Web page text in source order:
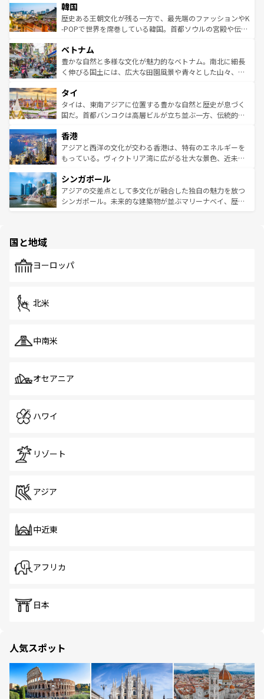
ワイを、存分に味わってほしい。 なお、新着のハワイ情報
はコンテンツ一覧を参照してほしい。
いる。アクティビティも充実しており、サーフィンやダイ
ビング、ハイキングなど、アウトドア好きにはたまらな
い。オーストラリアの多彩な魅力を存分に味わいつくそ
参照してほしい。
ン）、静ひつな山岳地帯である台湾東部など、都市の喧騒
と山間の静けさが共存しており、訪れる人に新しい発見と
驚きをもたらしてくれる。また、奥深い台湾の食文化も魅
容にもいいと評判のスイーツなど、バラエティ豊かな料理
が味わえる。 なお、新着の台湾情報は コンテンツ一覧を参
照してほしい。
韓国
歴史ある王朝文化が残る一方で、最先端のファッションやK
-POPで世界を席巻している韓国。首都ソウルの宮殿や伝統
き、地方に足を延ばせば四季折々の自然美を楽しむことが
できる。そして、キムチや焼肉、絶品のストリートフード
まで、さまざまな韓国料理が待っている。夜には、韓国な
リティに包まれながら、韓国の多彩な魅力を心ゆくまで味
わってみてほしい。 なお、新着の韓国情報はコンテンツ一
覧を参照してほしい。
ベトナム
豊かな自然と多様な文化が魅力的なベトナム。南北に細長
く伸びる国土には、広大な田園風景や青々とした山々、世
急速な発展と共に伝統が息づく。ハノイの古い町並みやホ
ーチミン市のフランス統治時代の建物も、独特の雰囲気を
醸し出している。また、バラエティの豊かさとおいしさで
とつ。フォーやバインミー、ベトナムコーヒーなどは、ぜ
ひ現地で味わいたい。どの地域を訪れてもあたたかい人々
が旅行者を迎えてくれるので、きっと忘れられない旅にな
参照してほしい。
タイ
タイは、東南アジアに位置する豊かな自然と歴史が息づく
国だ。首都バンコクは高層ビルが立ち並ぶ一方、伝統的な
の活気が交差している。北部ではチェンマイなどの山岳地
帯で自然と触れ合い、南部ではプーケットやクラビの美し
いビーチでリゾート気分を楽しむことができる。タイ料理
激する。気候は一年中温暖で、どの季節にも異なる楽しみ
が待っている。親しみやすいタイの人々、仏教を中心とし
た文化、そして多様な観光資源が、訪れる旅人を魅了し続
香港
アジアと西洋の文化が交わる香港は、特有のエネルギーを
もっている。ヴィクトリア湾に広がる壮大な景色、近未来
み、どこを訪れても感動するはず。観光スポットが密集し
ており、効率よく見どころを回れるのも魅力。息をのむよ
うな絶景から文化的な体験まで、香港を存分に楽しみ尽く
シンガポール
アジアの交差点として多文化が融合した独自の魅力を放つ
シンガポール。未来的な建築物が並ぶマリーナベイ、歴史
で、ホーカーズは地元の風情を楽しめる外せないスポット
国と地域
ヨーロッパ
北米
中南米
オセアニア
ハワイ
リゾート
アジア
中近東
アフリカ
日本
人気スポット